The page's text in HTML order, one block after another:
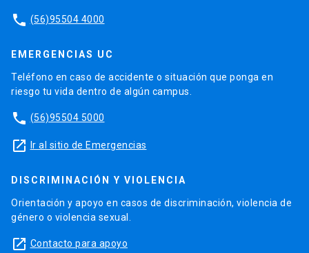
phone (56)95504 4000
EMERGENCIAS UC
Teléfono en caso de accidente o situación que ponga en
riesgo tu vida dentro de algún campus.
phone (56)95504 5000
launch Ir al sitio de Emergencias
DISCRIMINACIÓN Y VIOLENCIA
Orientación y apoyo en casos de discriminación, violencia de
género o violencia sexual.
launch Contacto para apoyo